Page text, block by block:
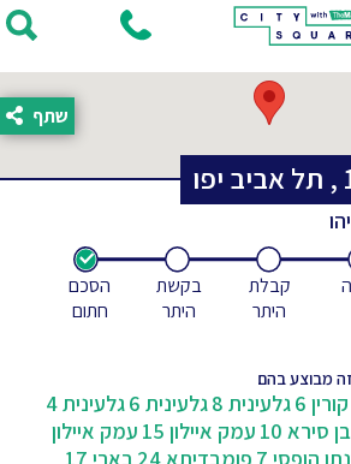
, תל אביב יפו
שתף
קבלת
היתר
בקשת
היתר
הסכם
חתום
זה מבוצע בהם
6 גלעינית 8 גלעינית 6
גלעינית 4
בן סירא 10 עמק איילון 15
עמק איילון
הופסי 7 פומבדיתא 24
בארי 17